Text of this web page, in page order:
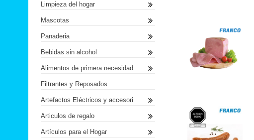
Limpieza del hogar
Mascotas
Panaderia
Bebidas sin alcohol
Alimentos de primera necesidad
Filtrantes y Reposados
Artefactos Eléctricos y accesori
Articulos de regalo
Artículos para el Hogar